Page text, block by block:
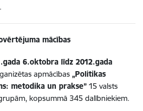
mācības
6.oktobra līdz 2012.gada
apmācības „Politikas
metodika un prakse” 15 valsts
kopsummā 345 dalībniekiem.